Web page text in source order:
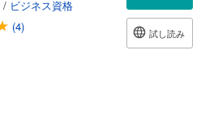
/ ビジネス資格
(4) 試し読み